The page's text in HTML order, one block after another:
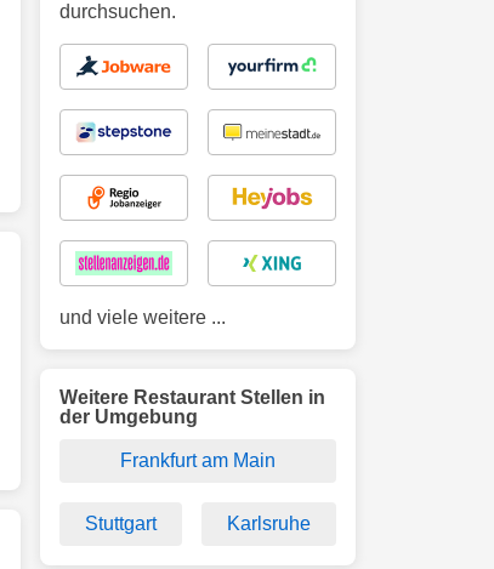
durchsuchen.
und viele weitere ...
Weitere Restaurant Stellen in
der Umgebung
Frankfurt am Main
Stuttgart Karlsruhe